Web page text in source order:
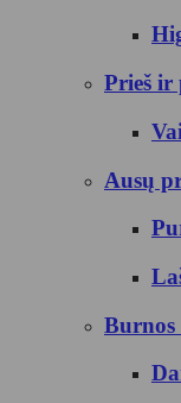
Prieš ir
Ausų
Burnos